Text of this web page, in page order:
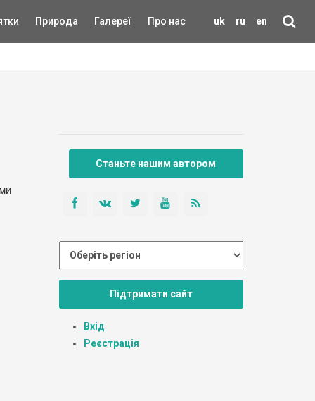
uk ru en
Природа Галереї Про нас
Станьте нашим автором
Підтримати сайт
Вхід
Реєстрація